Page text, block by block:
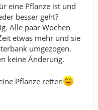
eine Pflanze ist und
besser geht?
Alle paar Wochen
etwas mehr und sie
umgezogen.
keine Änderung.
Pflanze retten